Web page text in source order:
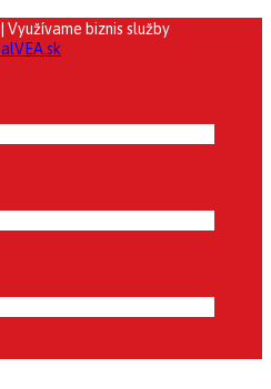
| Využívame biznis služby